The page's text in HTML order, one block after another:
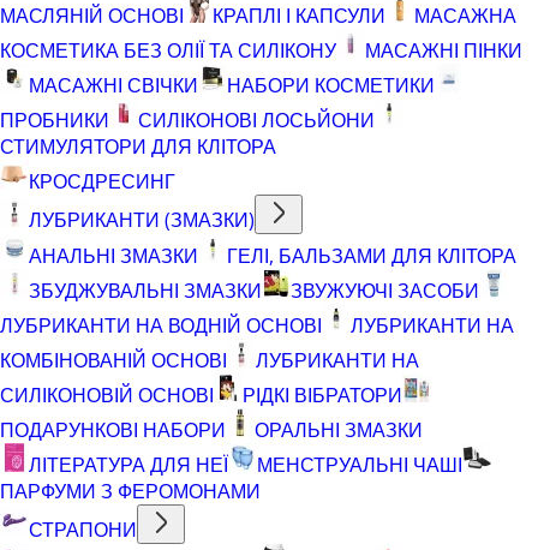
МАСЛЯНІЙ ОСНОВІ
КРАПЛІ І КАПСУЛИ
МАСАЖНА
КОСМЕТИКА БЕЗ ОЛІЇ ТА СИЛІКОНУ
МАСАЖНІ ПІНКИ
МАСАЖНІ СВІЧКИ
НАБОРИ КОСМЕТИКИ
ПРОБНИКИ
СИЛІКОНОВІ ЛОСЬЙОНИ
СТИМУЛЯТОРИ ДЛЯ КЛІТОРА
КРОСДРЕСИНГ
ЛУБРИКАНТИ (ЗМАЗКИ)
АНАЛЬНІ ЗМАЗКИ
ГЕЛІ, БАЛЬЗАМИ ДЛЯ КЛІТОРА
ЗБУДЖУВАЛЬНІ ЗМАЗКИ
ЗВУЖУЮЧІ ЗАСОБИ
ЛУБРИКАНТИ НА ВОДНІЙ ОСНОВІ
ЛУБРИКАНТИ НА
КОМБІНОВАНІЙ ОСНОВІ
ЛУБРИКАНТИ НА
СИЛІКОНОВІЙ ОСНОВІ
РІДКІ ВІБРАТОРИ
ПОДАРУНКОВІ НАБОРИ
ОРАЛЬНІ ЗМАЗКИ
ЛІТЕРАТУРА ДЛЯ НЕЇ
МЕНСТРУАЛЬНІ ЧАШІ
ПАРФУМИ З ФЕРОМОНАМИ
СТРАПОНИ